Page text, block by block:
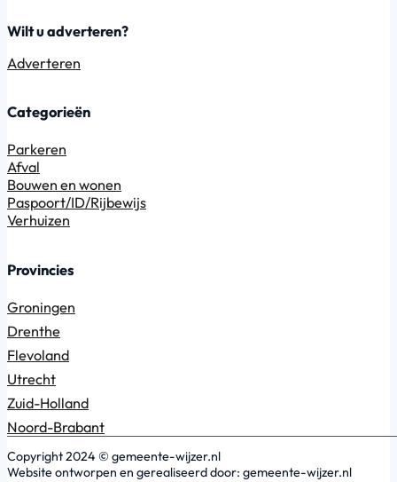
Wilt u adverteren?
Adverteren
Categorieën
Parkeren
Afval
Bouwen en wonen
Paspoort/ID/Rijbewijs
Verhuizen
Provincies
Groningen
Drenthe
Flevoland
Utrecht
Zuid-Holland
Noord-Brabant
Copyright 2024 © gemeente-wijzer.nl
Website ontworpen en gerealiseerd door: gemeente-wijzer.nl